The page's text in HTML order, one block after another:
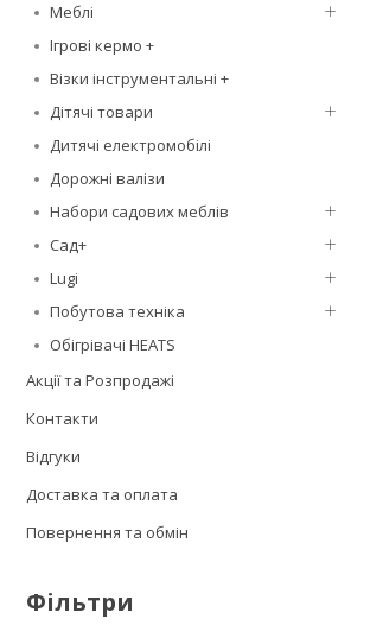
Меблі
Ігрові кермо +
Візки інструментальні +
Дітячі товари
Дитячі електромобілі
Дорожні валізи
Набори садових меблів
Сад+
Lugi
Побутова техніка
Обігрівачі HEATS
Акції та Розпродажі
Контакти
Відгуки
Доставка та оплата
Повернення та обмін
Фільтри